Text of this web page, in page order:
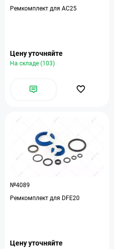
Ремкомплект для АС25
Цену уточняйте
На складе (103)
№4089
Ремкомплект для DFE20
Цену уточняйте